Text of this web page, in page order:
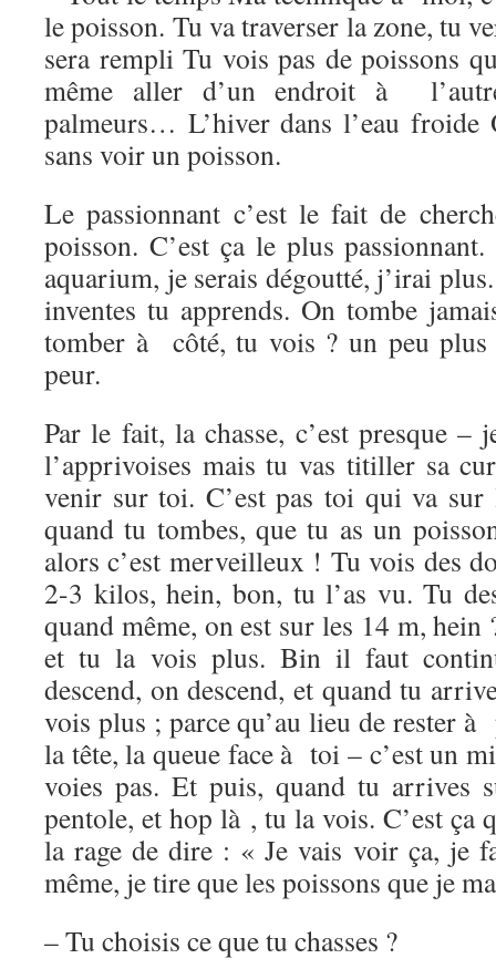
le poisson. Tu va traverser la zone, tu
sera rempli Tu vois pas de poissons
même aller d’un endroit à
palmeurs… L’hiver dans l’eau froide
sans voir un poisson.
Le passionnant c’est le fait de
poisson. C’est ça le plus
aquarium, je serais dégoutté, j’irai
inventes tu apprends. On tombe
tomber à côté, tu vois ? un peu
peur.
Par le fait, la chasse, c’est presque –
l’apprivoises mais tu vas titiller sa
venir sur toi. C’est pas toi qui va
quand tu tombes, que tu as un
alors c’est merveilleux ! Tu vois des
2-3 kilos, hein, bon, tu l’as vu. Tu
quand même, on est sur les 14 m, hein
et tu la vois plus. Bin il faut
descend, on descend, et quand tu
vois plus ; parce qu’au lieu de rester à
la tête, la queue face à toi – c’est un
voies pas. Et puis, quand tu
pentole, et hop là , tu la vois. C’est ça
la rage de dire : « Je vais voir ça, je
même, je tire que les poissons que je
– Tu choisis ce que tu chasses ?